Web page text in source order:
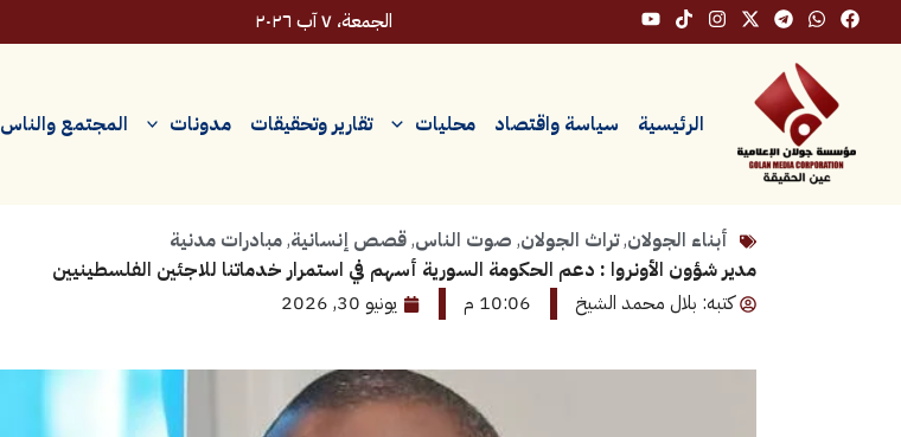
تخطي
إلى
الجمعة، ٧ آب ٢٠٢٦
الرئيسية سياسة واقتصاد محليات تقارير وتحقيقات مدونات المجتمع والناس
أبناء الجولان,تراث الجولان, صوت الناس,قصص إنسانية,مبادرات مدنية
مدير شؤون الأونروا : دعم الحكومة السورية أسهم في استمرار خدماتنا للاجئين الفلسطينيين
كتبه: بلال محمد الشيخ
10:06 م يونيو 30, 2026